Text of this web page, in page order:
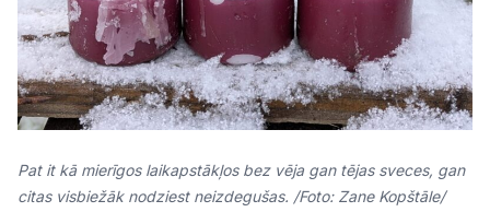
Pat it kā mierīgos laikapstākļos bez vēja gan tējas sveces, gan
citas visbiežāk nodziest neizdegušas. /Foto: Zane Kopštāle/